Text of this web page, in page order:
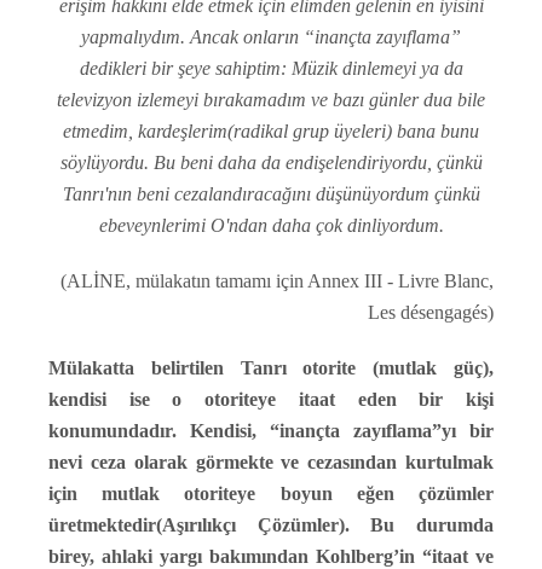
erişim hakkını elde etmek için elimden gelenin en iyisini
yapmalıydım. Ancak onların “inançta zayıflama”
dedikleri bir şeye sahiptim: Müzik dinlemeyi ya da
televizyon izlemeyi bırakamadım ve bazı günler dua bile
etmedim, kardeşlerim(radikal grup üyeleri) bana bunu
söylüyordu. Bu beni daha da endişelendiriyordu, çünkü
Tanrı'nın beni cezalandıracağını düşünüyordum çünkü
ebeveynlerimi O'ndan daha çok dinliyordum.
(ALİNE, mülakatın tamamı için Annex III - Livre Blanc,
Les désengagés)
Mülakatta belirtilen Tanrı otorite (mutlak güç),
kendisi ise o otoriteye itaat eden bir kişi
konumundadır. Kendisi, “inançta zayıflama”yı bir
nevi ceza olarak görmekte ve cezasından kurtulmak
için mutlak otoriteye boyun eğen çözümler
üretmektedir(Aşırılıkçı Çözümler). Bu durumda
birey, ahlaki yargı bakımından Kohlberg’in “itaat ve